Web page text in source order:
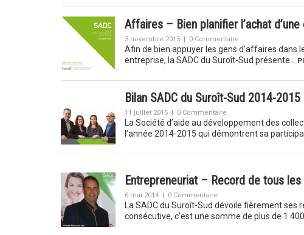
Affaires – Bien planifier l’achat
3 novembre 2015 | 0 Commentaire
Afin de bien appuyer les gens d’affaires dans
entreprise, la SADC du Suroît-Sud présente…
Bilan SADC du Suroît-Sud 2014-
11 juillet 2015 | 0 Commentaire
La Société d’aide au développement des
l’année 2014-2015 qui démontrent sa
Entrepreneuriat – Record de tous
6 mai 2014 | 0 Commentaire
La SADC du Suroît-Sud dévoile fièrement
consécutive, c’est une somme de plus de 1